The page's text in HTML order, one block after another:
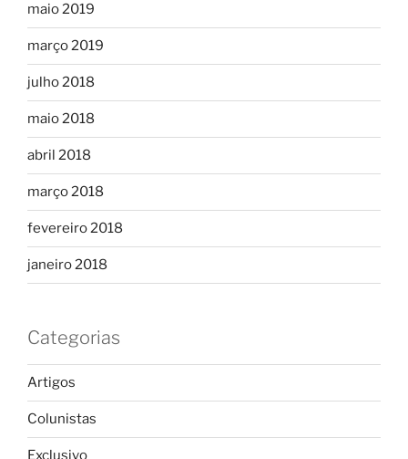
maio 2019
março 2019
julho 2018
maio 2018
abril 2018
março 2018
fevereiro 2018
janeiro 2018
Categorias
Artigos
Colunistas
Exclusivo